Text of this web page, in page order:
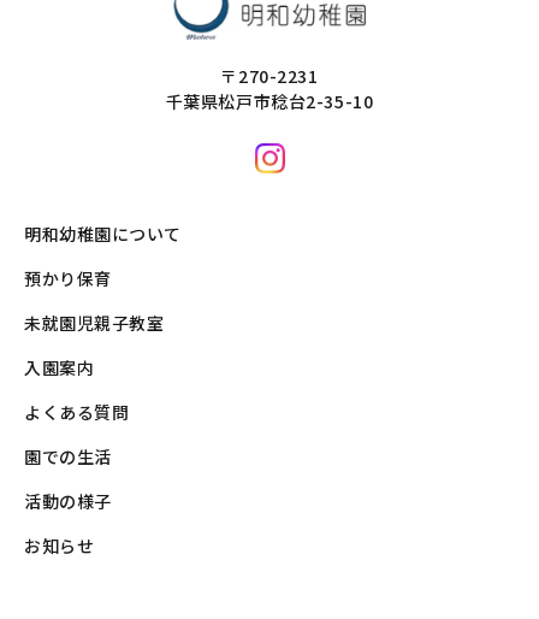
〒270-2231
千葉県松戸市稔台2-35-10
明和幼稚園について
預かり保育
未就園児親子教室
入園案内
よくある質問
園での生活
活動の様子
お知らせ